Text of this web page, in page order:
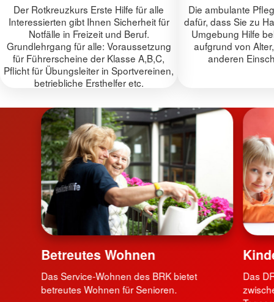
Der Rotkreuzkurs Erste Hilfe für alle
Interessierten gibt Ihnen Sicherheit für
Notfälle in Freizeit und Beruf.
Grundlehrgang für alle: Voraussetzung
für Führerscheine der Klasse A,B,C,
Pflicht für Übungsleiter in Sportvereinen,
betriebliche Ersthelfer etc.
Die ambulante
dafür, dass Sie zu
Umgebung Hilfe
aufgrund von
anderen
Betreutes Wohnen
Das Service-Wohnen des BRK bietet
betreutes Wohnen für Senioren.
Das